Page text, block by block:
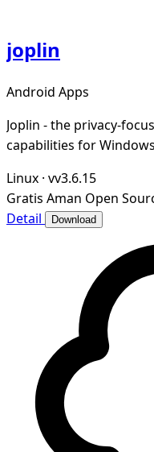
joplin
Android Apps
Joplin - the privacy-
capabilities for
Linux · vv3.6.15
Gratis Aman Open
Detail
Download